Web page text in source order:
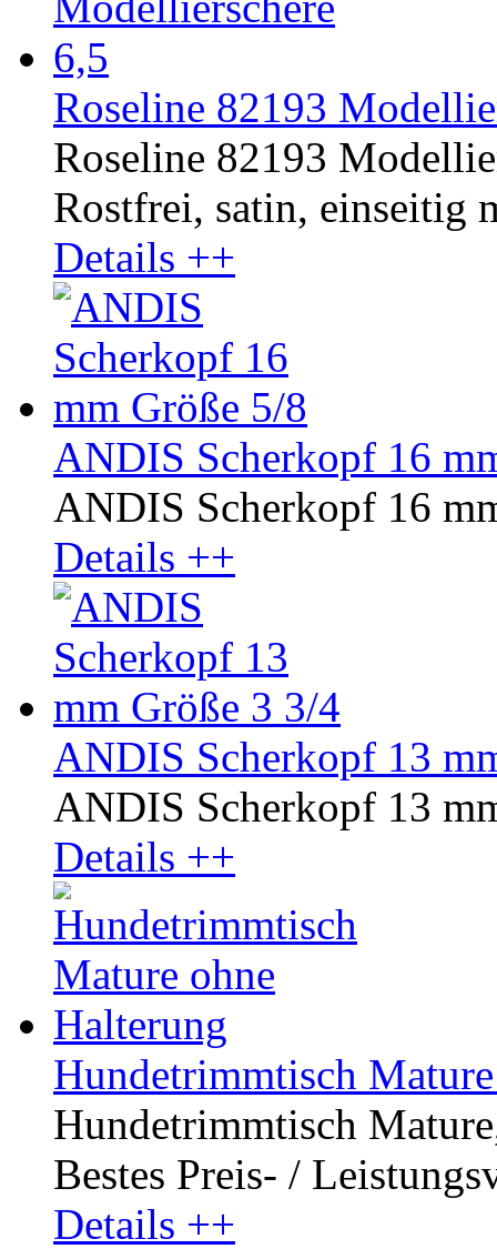
Roseline 82193
Roseline 82193
Rostfrei, satin, einseitig
Details ++
ANDIS Scherkopf 16
ANDIS Scherkopf 16
Details ++
ANDIS Scherkopf 13
ANDIS Scherkopf 13
Details ++
Hundetrimmtisch
Hundetrimmtisch
Bestes Preis- /
Details ++